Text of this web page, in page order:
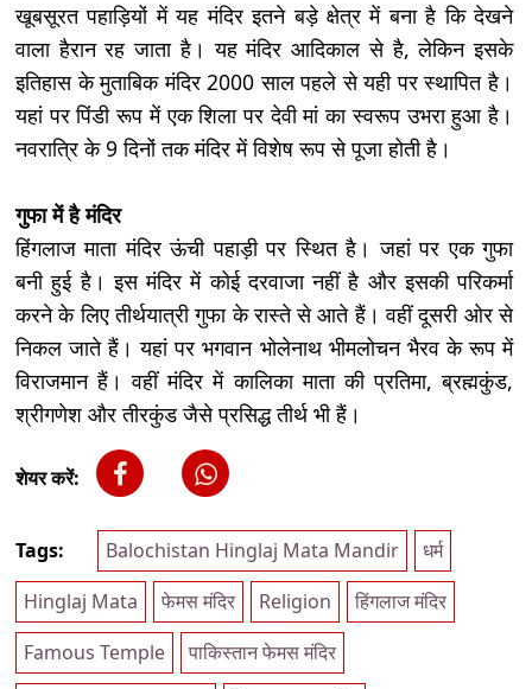
खूबसूरत पहाड़ियों में यह मंदिर इतने बड़े क्षेत्र में बना है कि देखने
वाला हैरान रह जाता है। यह मंदिर आदिकाल से है, लेकिन इसके
इतिहास के मुताबिक मंदिर 2000 साल पहले से यही पर स्थापित है।
यहां पर पिंडी रूप में एक शिला पर देवी मां का स्वरूप उभरा हुआ है।
नवरात्रि के 9 दिनों तक मंदिर में विशेष रूप से पूजा होती है।
गुफा में है मंदिर
हिंगलाज माता मंदिर ऊंची पहाड़ी पर स्थित है। जहां पर एक गुफा
बनी हुई है। इस मंदिर में कोई दरवाजा नहीं है और इसकी परिकर्मा
करने के लिए तीर्थयात्री गुफा के रास्ते से आते हैं। वहीं दूसरी ओर से
निकल जाते हैं। यहां पर भगवान भोलेनाथ भीमलोचन भैरव के रूप में
विराजमान हैं। वहीं मंदिर में कालिका माता की प्रतिमा, ब्रह्मकुंड,
श्रीगणेश और तीरकुंड जैसे प्रसिद्ध तीर्थ भी हैं।
शेयर करें:
Tags: Balochistan Hinglaj Mata Mandir
धर्म
Hinglaj Mata
फेमस मंदिर Religion
हिंगलाज मंदिर
Famous Temple
पाकिस्तान फेमस मंदिर